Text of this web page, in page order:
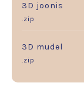
3D joonis
.zip
3D mudel
.zip